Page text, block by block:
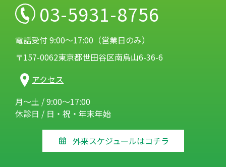
03-5931-8756
電話受付 9:00～17:00（営業日のみ）
〒157-0062東京都世田谷区南烏山6-36-6
アクセス
月～土 / 9:00～17:00
休診日 / 日・祝・年末年始
外来スケジュールはコチラ